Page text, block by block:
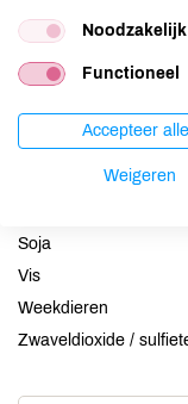
Lactose
Mosterd
Noten
Schaaldieren
Soja
Vis
Weekdieren
Zwaveldioxide /
Noodzakelijk
Functioneel
Accepteer
Weigeren